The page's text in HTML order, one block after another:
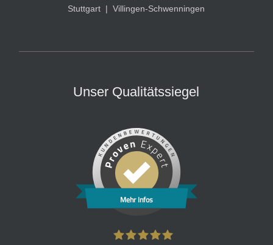
Stuttgart | Villingen-Schwenningen
Unser Qualitätssiegel
Mehr Infos